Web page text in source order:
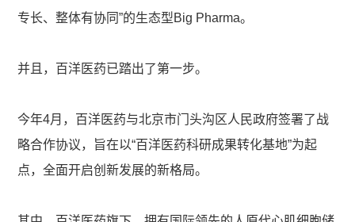
专长、整体有协同”的生态型Big Pharma。
并且，百洋医药已踏出了第一步。
今年4月，百洋医药与北京市门头沟区人民政府签署了战
略合作协议，旨在以“百洋医药科研成果转化基地”为起
点，全面开启创新发展的新格局。